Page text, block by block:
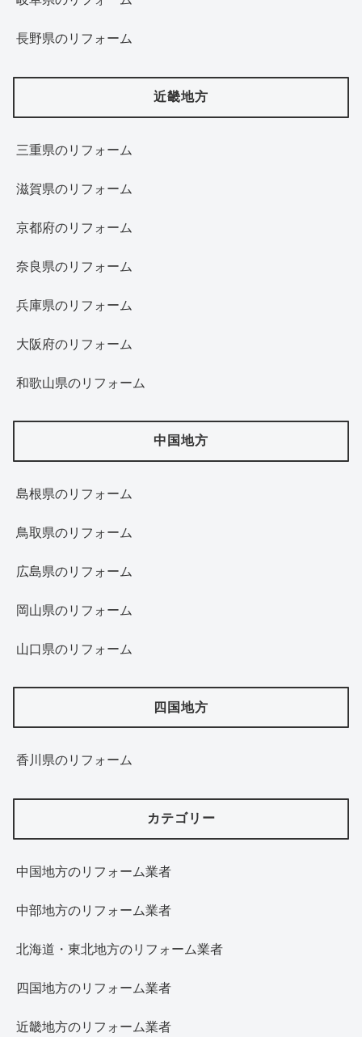
長野県のリフォーム
近畿地方
三重県のリフォーム
滋賀県のリフォーム
京都府のリフォーム
奈良県のリフォーム
兵庫県のリフォーム
大阪府のリフォーム
和歌山県のリフォーム
中国地方
島根県のリフォーム
鳥取県のリフォーム
広島県のリフォーム
岡山県のリフォーム
山口県のリフォーム
四国地方
香川県のリフォーム
カテゴリー
中国地方のリフォーム業者
中部地方のリフォーム業者
北海道・東北地方のリフォーム業者
四国地方のリフォーム業者
近畿地方のリフォーム業者